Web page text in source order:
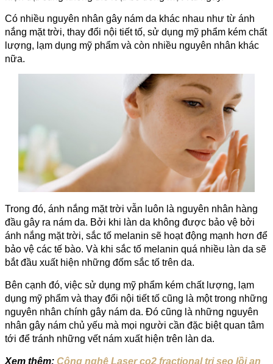
Có nhiều nguyên nhân gây nám da khác nhau như từ ánh
nắng mặt trời, thay đổi nội tiết tố, sử dụng mỹ phẩm kém chất
lượng, lạm dụng mỹ phẩm và còn nhiều nguyên nhân khác
nữa.
Trong đó, ánh nắng mặt trời vẫn luôn là nguyên nhân hàng
đầu gây ra nám da. Bởi khi làn da không được bảo vệ bởi
ánh nắng mặt trời, sắc tố melanin sẽ hoạt động mạnh hơn để
bảo vệ các tế bào. Và khi sắc tố melanin quá nhiều làn da sẽ
bắt đầu xuất hiện những đốm sắc tố trên da.
Bên cạnh đó, việc sử dụng mỹ phẩm kém chất lượng, lạm
dụng mỹ phẩm và thay đổi nội tiết tố cũng là một trong những
nguyên nhân chính gây nám da. Đó cũng là những nguyên
nhân gây nám chủ yếu mà mọi người cần đặc biệt quan tâm
tới để tránh những vết nám xuất hiện trên làn da.
Xem thêm: Công nghệ Laser co2 fractional trị sẹo lồi an